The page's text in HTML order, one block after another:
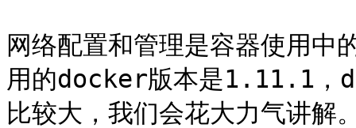
网络配置和管理是容器使用中
用的docker版本是1.11.1，
比较大，我们会花大力气讲解